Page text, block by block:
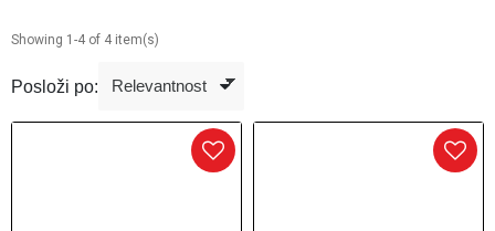
Showing 1-4 of 4 item(s)
Posloži po: